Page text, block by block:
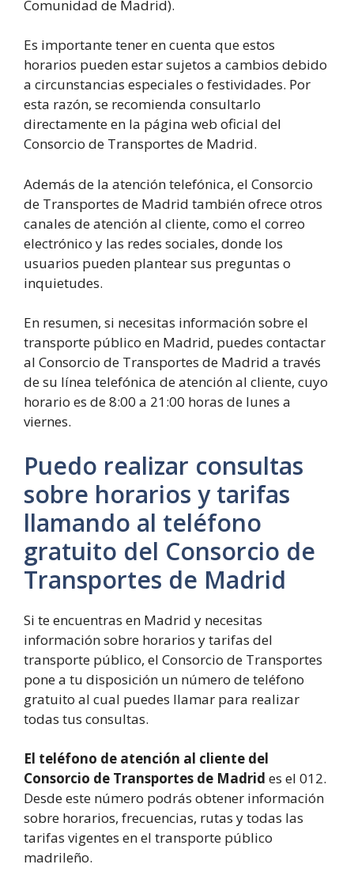
Comunidad de Madrid).
Es importante tener en cuenta que estos
horarios pueden estar sujetos a cambios debido
a circunstancias especiales o festividades. Por
esta razón, se recomienda consultarlo
directamente en la página web oficial del
Consorcio de Transportes de Madrid.
Además de la atención telefónica, el Consorcio
de Transportes de Madrid también ofrece otros
canales de atención al cliente, como el correo
electrónico y las redes sociales, donde los
usuarios pueden plantear sus preguntas o
inquietudes.
En resumen, si necesitas información sobre el
transporte público en Madrid, puedes contactar
al Consorcio de Transportes de Madrid a través
de su línea telefónica de atención al cliente, cuyo
horario es de 8:00 a 21:00 horas de lunes a
viernes.
Puedo realizar consultas
sobre horarios y tarifas
llamando al teléfono
gratuito del Consorcio de
Transportes de Madrid
Si te encuentras en Madrid y necesitas
información sobre horarios y tarifas del
transporte público, el Consorcio de Transportes
pone a tu disposición un número de teléfono
gratuito al cual puedes llamar para realizar
todas tus consultas.
El teléfono de atención al cliente del
Consorcio de Transportes de Madrid es el 012.
Desde este número podrás obtener información
sobre horarios, frecuencias, rutas y todas las
tarifas vigentes en el transporte público
madrileño.